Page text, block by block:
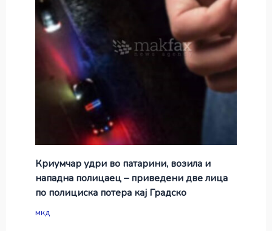
Криумчар удри во патарини, возила и
нападна полицаец – приведени две лица
по полициска потера кај Градско
мкд